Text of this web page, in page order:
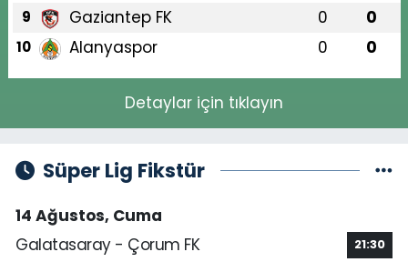
9 Gaziantep FK 0 0
10 Alanyaspor 0 0
Detaylar için tıklayın
Süper Lig Fikstür
14 Ağustos, Cuma
Galatasaray - Çorum FK
21:30